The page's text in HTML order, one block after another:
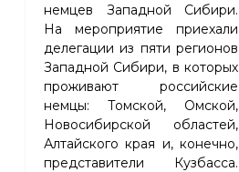
немцев Западной Сибири.
На мероприятие приехали
делегации из пяти регионов
Западной Сибири, в которых
проживают российские
немцы: Томской, Омской,
Новосибирской областей,
Алтайского края и, конечно,
представители Кузбасса.